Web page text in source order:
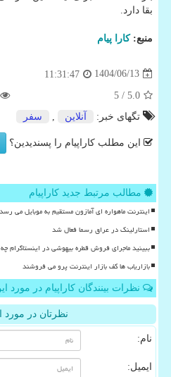
بقا دارد.
منبع:كارا پیام
1404/06/13
11:31:47
5.0
/ 5
تگهای خبر:
آنلاین سفر
این مطلب کاراپیام را پسندیدین؟
مطالب مرتبط جدید کاراپیام
اینترنت ماهواره ای آمازون مستقیم به موبایل می رسد
استارلینک در عراق رسما فعال شد
ببینید ماجرای فروش قطره بیهوشی در اینستاگرام
بازاریاب ها کف بازار اینترنت پرو می فروشند
نظرات بینندگان کاراپیام در مورد
نظرتان در
نام:
ایمیل: